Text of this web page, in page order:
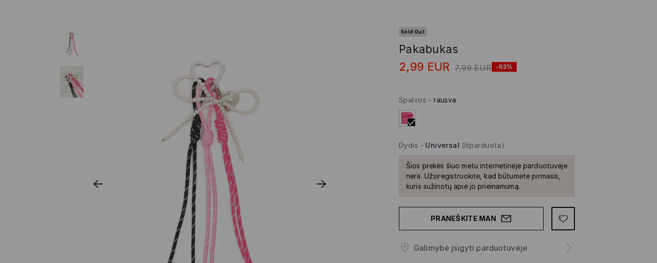
Sold Out
Pakabukas
2,99 EUR 7,99 EUR -63%
Spalvos -rausva
Dydis - Universal (Išparduota)
Šios prekės šiuo metu internetinėje parduotuvėje
nėra. Užsiregistruokite, kad būtumėte pirmasis,
kuris sužinotų apie jo prieinamumą.
PRANEŠKITE MAN
Galimybė įsigyti parduotuvėje